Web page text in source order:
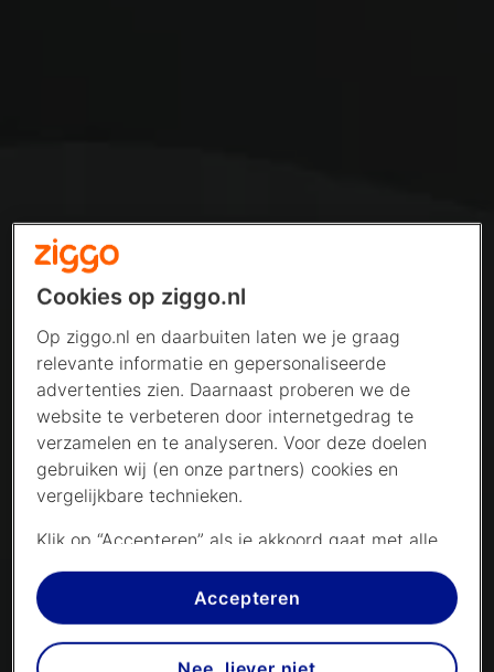
Cookies op ziggo.nl
Op ziggo.nl en daarbuiten laten we je graag
relevante informatie en gepersonaliseerde
advertenties zien. Daarnaast proberen we de
website te verbeteren door internetgedrag te
verzamelen en te analyseren. Voor deze doelen
gebruiken wij (en onze partners) cookies en
vergelijkbare technieken.
Klik op “Accepteren” als je akkoord gaat met alle
cookies. Kies je voor “Nee, liever niet”, dan
plaatsen we alleen strikt noodzakelijke cookies om
de website goed te laten werken. Dat betekent
dat we geen vormen van personalisatie
Accepteren